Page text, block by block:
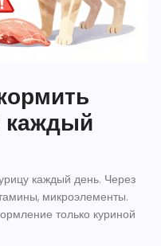
каждый
каждый день. Через
микроэлементы.
только куриной